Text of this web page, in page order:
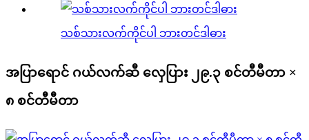
သစ်သားလက်ကိုင်ပါ ဘားတင်ဒါဓား
အပြာရောင် ဂယ်လက်ဆီ လှေပြား ၂၉.၃ စင်တီမီတာ ×
၈ စင်တီမီတာ